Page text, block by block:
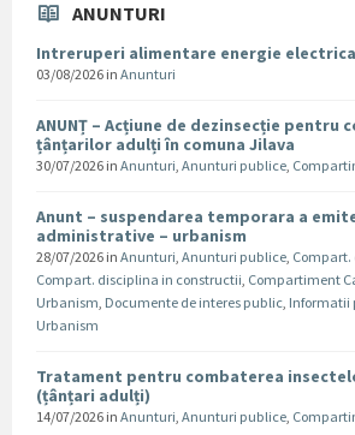
ANUNTURI
Intreruperi alimentare energie electrica
03/08/2026 in Anunturi
ANUNȚ – Acțiune de dezinsecție pentru
țânțarilor adulți în comuna Jilava
30/07/2026 in Anunturi, Anunturi publice,
Anunt – suspendarea temporara a
administrative – urbanism
28/07/2026 in Anunturi, Anunturi publice,
Compart. disciplina in constructii, Compartiment
Urbanism, Documente de interes public, Informatii
Urbanism
Tratament pentru combaterea
(țânțari adulți)
14/07/2026 in Anunturi, Anunturi publice,